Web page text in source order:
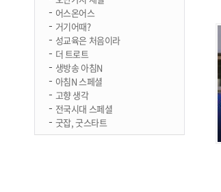
어스온어스
거기어때?
성교육은 처음이라
더 트로트
생방송 아침N
아침N 스페셜
고향 생각
전국시대 스페셜
굿잡, 굿스타트